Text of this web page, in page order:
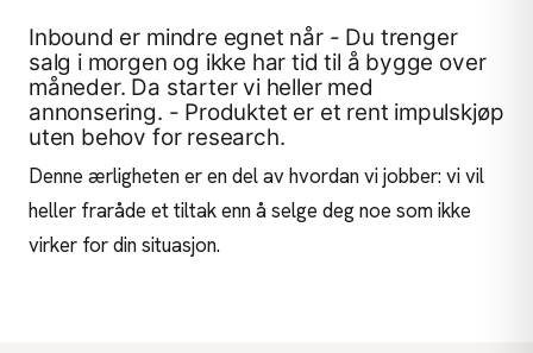
Inbound er mindre egnet når - Du trenger
salg i morgen og ikke har tid til å bygge over
måneder. Da starter vi heller med
annonsering. - Produktet er et rent impulskjøp
uten behov for research.
Denne ærligheten er en del av hvordan vi jobber: vi vil
heller fraråde et tiltak enn å selge deg noe som ikke
virker for din situasjon.